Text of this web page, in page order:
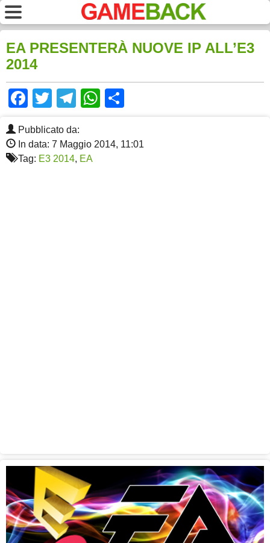
EA PRESENTERÀ NUOVE IP ALL’E3
2014
Facebook
TwitterTelegram
WhatsApp
Pubblicato da:
In data: 7 Maggio 2014, 11:01
Tag: E3 2014, EA